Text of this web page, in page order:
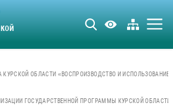
КУРСКОЙ ОБЛАСТИ «ВОСПРОИЗВОДСТВО И
ГОСУДАРСТВЕННОЙ ПРОГРАММЫ КУРСКОЙ